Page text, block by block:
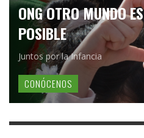
ONG OTRO MUNDO ES
POSIBLE
Juntos por la Infancia
CONÓCENOS